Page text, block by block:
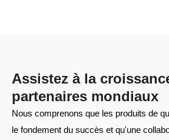
Assistez à la
partenaires mondiaux
Nous comprenons que les produits de
le fondement du succès et qu'une